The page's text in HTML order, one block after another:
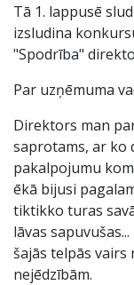
Tā 1. lappusē
izsludina
"Spodrība"
Par uzņēmuma
Direktors man
saprotams, ar ko
pakalpojumu
ēkā bijusi
tiktikko turas
lāvas
šajās telpās vairs
nejēdzībām.